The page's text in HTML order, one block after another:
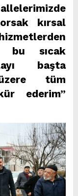
kırsal
bu sıcak
başta
tüm
ederim”